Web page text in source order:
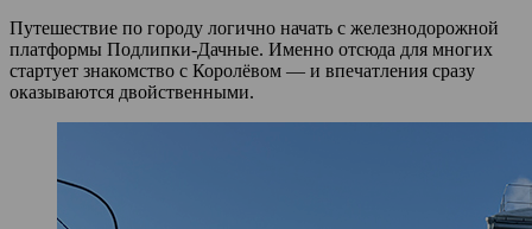
Путешествие по городу логично начать с железнодорожной
платформы Подлипки‑Дачные. Именно отсюда для многих
стартует знакомство с Королёвом — и впечатления сразу
оказываются двойственными.